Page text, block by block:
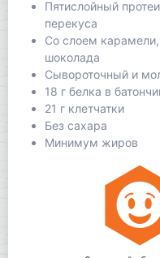
Пятислойный
перекуса
Со слоем
шоколада
Сывороточный и
18 г белка в
21 г клетчатки
Без сахара
Минимум жиров